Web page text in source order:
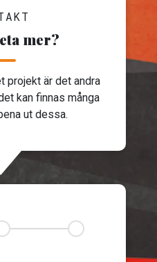
mer?
projekt är det andra
kan finnas många
ut dessa.